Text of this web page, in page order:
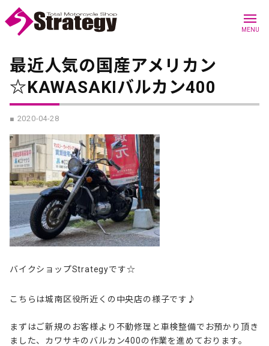
menu
MENU
最近人気の国産アメリカン
☆KAWASAKIバルカン400
■ 2020-04-28
バイクショップStrategyです☆
こちらは城南区役所近くの中央店の様子です♪
まずはご新規のお客様より不動修理と車検整備でお預かり頂き
ました、カワサキのバルカン400の作業を進めております。